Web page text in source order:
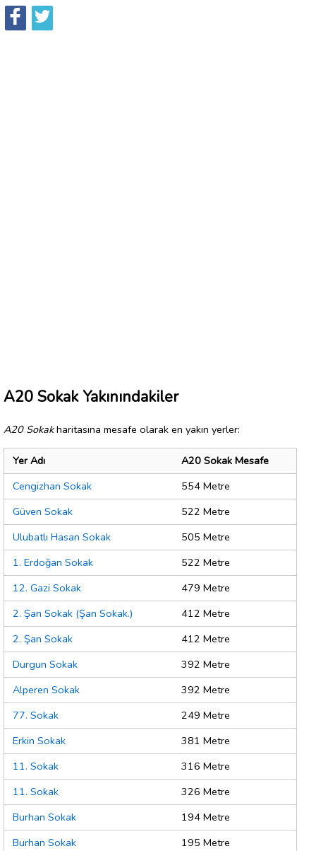
A20 Sokak Yakınındakiler
A20 Sokakharitasına mesafe olarak en yakın yerler:
Yer Adı
A20 Sokak Mesafe
Cengizhan Sokak
554 Metre
Güven Sokak
522 Metre
Ulubatlı Hasan Sokak
505 Metre
1. Erdoğan Sokak
522 Metre
12. Gazi Sokak
479 Metre
2. Şan Sokak (Şan Sokak.)
412 Metre
2. Şan Sokak
412 Metre
Durgun Sokak
392 Metre
Alperen Sokak
392 Metre
77. Sokak
249 Metre
Erkin Sokak
381 Metre
11. Sokak
316 Metre
11. Sokak
326 Metre
Burhan Sokak
194 Metre
Burhan Sokak
195 Metre